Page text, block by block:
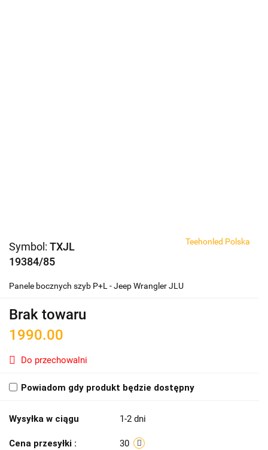
Symbol: TXJL
19384/85
Teehonled Polska
Panele bocznych szyb P+L - Jeep Wrangler JLU
Brak towaru
1990.00
Do przechowalni
Powiadom gdy produkt będzie dostępny
Wysyłka w ciągu 1-2 dni
Cena przesyłki : 30